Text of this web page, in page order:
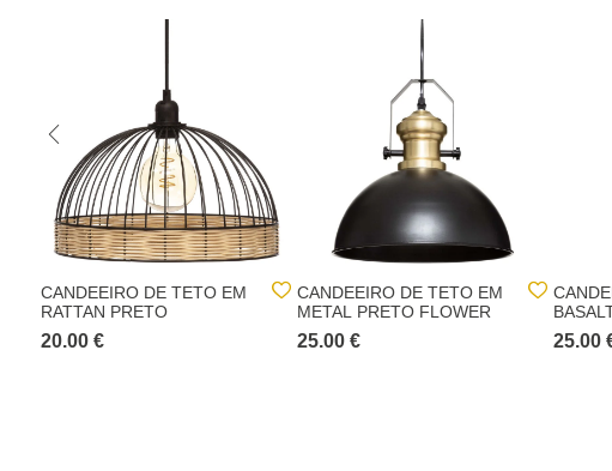
CANDEEIRO DE TETO EM
RATTAN PRETO
20.00 €
CANDEEIRO DE TETO EM
METAL PRETO FLOWER
25.00 €
PRETO
25.00